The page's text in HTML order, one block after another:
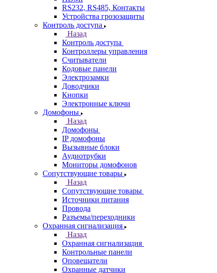
RS232, RS485, Контакты
Устройства грозозащиты
Контроль доступа
Назад
Контроль доступа
Контроллеры управления
Считыватели
Кодовые панели
Электрозамки
Доводчики
Кнопки
Электронные ключи
Домофоны
Назад
Домофоны
IP домофоны
Вызывные блоки
Аудиотрубки
Мониторы домофонов
Сопутствующие товары
Назад
Сопутствующие товары
Источники питания
Провода
Разъемы/переходники
Охранная сигнализация
Назад
Охранная сигнализация
Контрольные панели
Оповещатели
Охранные датчики